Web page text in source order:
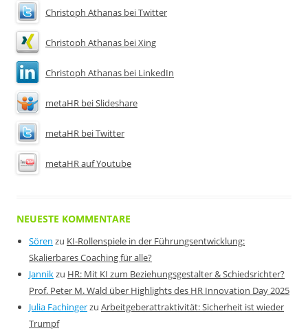
Christoph Athanas bei Twitter
Christoph Athanas bei Xing
Christoph Athanas bei LinkedIn
metaHR bei Slideshare
metaHR bei Twitter
metaHR auf Youtube
NEUESTE KOMMENTARE
Sören zu KI-Rollenspiele in der Führungsentwicklung:
Skalierbares Coaching für alle?
Jannikzu HR: Mit KI zum Beziehungsgestalter & Schiedsrichter?
Prof. Peter M. Wald über Highlights des HR Innovation Day 2025
Julia Fachingerzu Arbeitgeberattraktivität: Sicherheit ist wieder
Trumpf